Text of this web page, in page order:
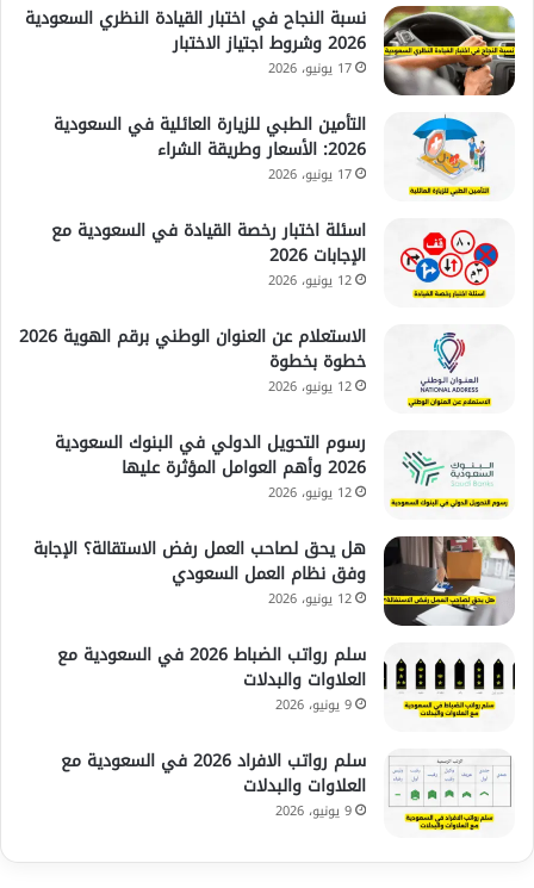
نسبة النجاح في اختبار القيادة النظري السعودية
2026 وشروط اجتياز الاختبار
17 يونيو، 2026
التأمين الطبي للزيارة العائلية في السعودية
2026: الأسعار وطريقة الشراء
17 يونيو، 2026
اسئلة اختبار رخصة القيادة في السعودية مع
الإجابات 2026
12 يونيو، 2026
الاستعلام عن العنوان الوطني برقم الهوية 2026
خطوة بخطوة
12 يونيو، 2026
رسوم التحويل الدولي في البنوك السعودية
2026 وأهم العوامل المؤثرة عليها
12 يونيو، 2026
هل يحق لصاحب العمل رفض الاستقالة؟ الإجابة
وفق نظام العمل السعودي
12 يونيو، 2026
سلم رواتب الضباط 2026 في السعودية مع
العلاوات والبدلات
9 يونيو، 2026
سلم رواتب الافراد 2026 في السعودية مع
العلاوات والبدلات
9 يونيو، 2026